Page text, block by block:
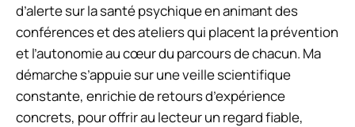
d’alerte sur la santé psychique en animant des
conférences et des ateliers qui placent la prévention
et l’autonomie au cœur du parcours de chacun. Ma
démarche s’appuie sur une veille scientifique
constante, enrichie de retours d’expérience
concrets, pour offrir au lecteur un regard fiable,